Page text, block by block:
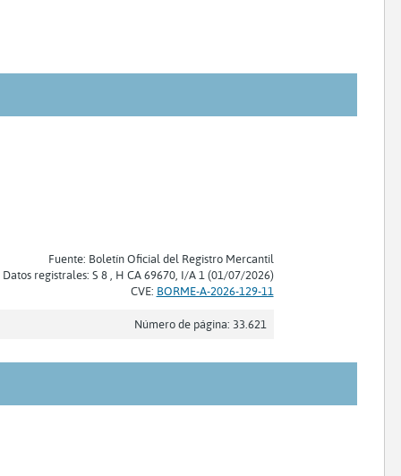
Fuente: Boletín Oficial del Registro Mercantil
Datos registrales: S 8 , H CA 69670, I/A 1 (01/07/2026)
CVE: BORME-A-2026-129-11
Número de página: 33.621